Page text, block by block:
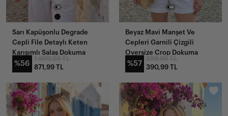
Sarı Kapüşonlu Degrade
Cepli File Detaylı Keten
Karışımlı Salaş Dokuma
Gömlek
%56
871,99 TL
Beyaz Mavi Manşet Ve
Cepleri Garnili Çizgili
Oversize Crop Dokuma
Gömlek
%57
390,99 TL
YENI
GELENLER
YENI
GELENLER